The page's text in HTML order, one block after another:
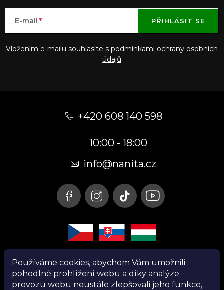
Používáme cookies, abychom Vám umožnili
pohodlné prohlížení webu a díky analýze
provozu webu neustále zlepšovali jeho funkce,
E-mail
Vložením e-mailu souhlasíte s podmínkami ochrany osobních
údajů
PŘIHLÁSIT SE
+420 608 140 598
10:00 - 18:00
info@nanita.cz